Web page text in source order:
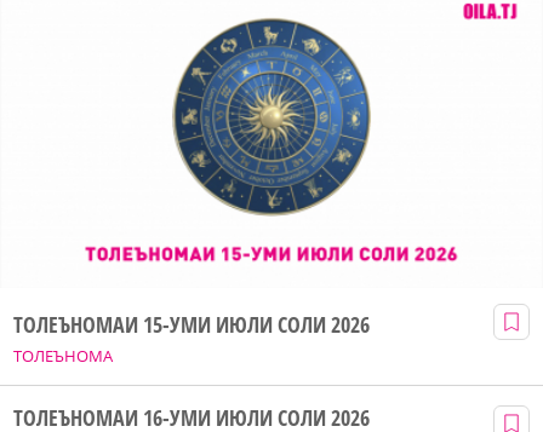
ТОЛЕЪНОМА
ТОЛЕЪНОМАИ 15-УМИ ИЮЛИ СОЛИ 2026
ТОЛЕЪНОМАИ 16-УМИ ИЮЛИ СОЛИ 2026